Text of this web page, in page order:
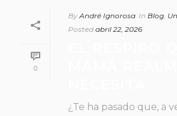
0
By André Ignorosa In Blog,
Posted abril 22, 2026
¿Te ha pasado que, a